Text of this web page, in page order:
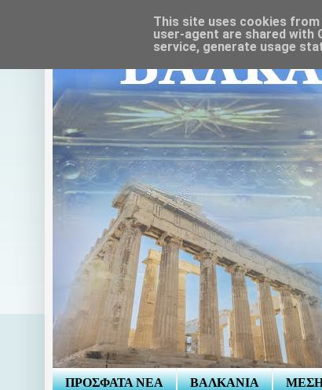
ΠΡΟΣΦΑΤΑ ΝΕΑ ΒΑΛΚΑΝΙΑ
This site uses cookies
user-agent are shared with
service, generate usage